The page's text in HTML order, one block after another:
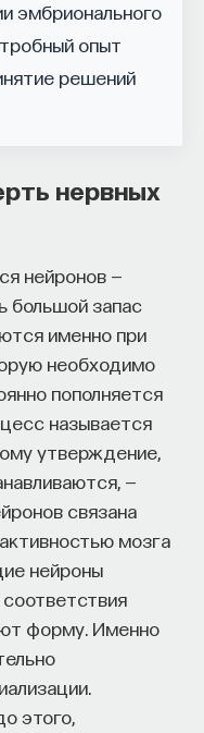
эмбрионального
опыт
решений
нервных
нейронов —
большой запас
именно при
необходимо
пополняется
называется
утверждение,
—
связана
мозга
нейроны
форму. Именно
этого,